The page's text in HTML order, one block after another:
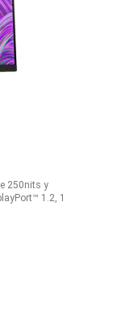
250nits y
1.2, 1